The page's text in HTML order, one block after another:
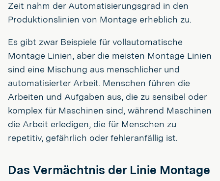
Zeit nahm der Automatisierungsgrad in den
Produktionslinien von Montage erheblich zu.
Es gibt zwar Beispiele für vollautomatische
Montage Linien, aber die meisten Montage Linien
sind eine Mischung aus menschlicher und
automatisierter Arbeit. Menschen führen die
Arbeiten und Aufgaben aus, die zu sensibel oder
komplex für Maschinen sind, während Maschinen
die Arbeit erledigen, die für Menschen zu
repetitiv, gefährlich oder fehleranfällig ist.
Das Vermächtnis der Linie Montage